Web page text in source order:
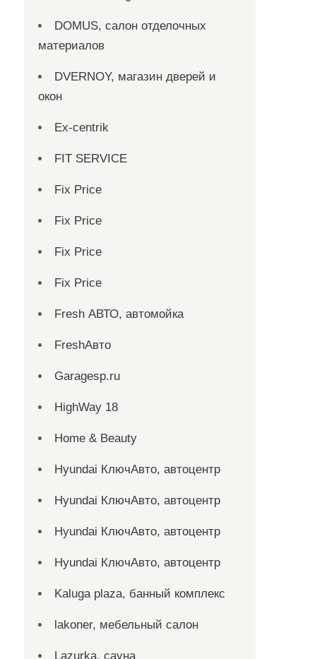
DOMUS, салон отделочных
материалов
DVERNOY, магазин дверей и
окон
Ex-centrik
FIT SERVICE
Fix Price
Fix Price
Fix Price
Fix Price
Fresh АВТО, автомойка
FreshАвто
Garagesp.ru
HighWay 18
Home & Beauty
Hyundai КлючАвто, автоцентр
Hyundai КлючАвто, автоцентр
Hyundai КлючАвто, автоцентр
Hyundai КлючАвто, автоцентр
Kaluga plaza, банный комплекс
lakoner, мебельный салон
Lazurka, сауна